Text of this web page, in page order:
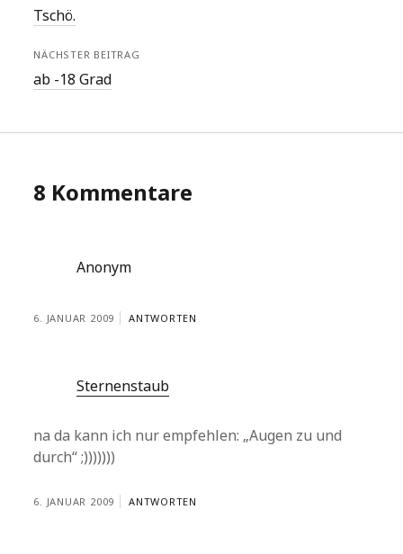
Tschö.
NÄCHSTER BEITRAG
ab -18 Grad
8 Kommentare
Anonym
6. JANUAR 2009 ANTWORTEN
Sternenstaub
na da kann ich nur empfehlen: „Augen zu und
durch“ ;)))))))
6. JANUAR 2009 ANTWORTEN